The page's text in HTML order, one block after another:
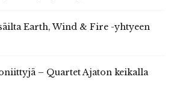
Earth, Wind & Fire -yhtyeen
– Quartet Ajaton keikalla